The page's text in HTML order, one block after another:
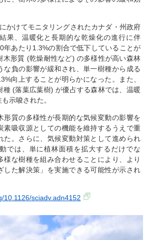
かけてモニタリングされたカナダ・州政府
果、温暖化と長期的な乾燥化の進行に伴
年あたり1.3%の割合で低下していることが
木形質 (乾燥耐性など) の多様性が高い森林
な負の影響が緩和され、単一樹種から成る
向上することが明らかになった。また、
種 (落葉広葉樹) が優占する森林では、温暖
示唆された。
質の多様性が長期的な気候変動の影響を
素吸収源としての機能を維持するうえで重
た。さらに、気候変動対策として進められ
では、単に植林面積を拡大するだけでな
様な樹種を組み合わせることにより、より
した解決策」を実施できる可能性が示され
10.1126/sciadv.adn4152